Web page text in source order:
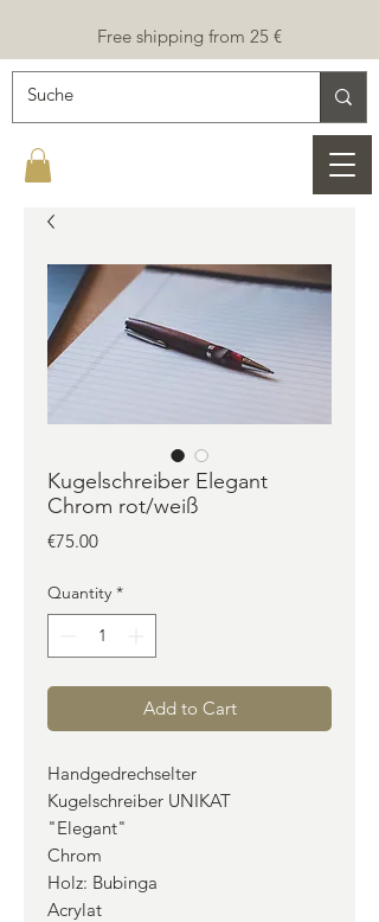
Free shipping from 25 €
Kugelschreiber Elegant
Chrom rot/weiß
€75.00Price
Quantity *
Add to Cart
Handgedrechselter
Kugelschreiber UNIKAT
"Elegant"
Chrom
Holz: Bubinga
Acrylat